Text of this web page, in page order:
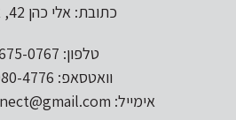
כתובת: אלי כהן 42, אשקלון
טלפון: 08-675-0767
וואטסאפ: 055-980-4776
אימייל: dubitoys.conect@gmail.com